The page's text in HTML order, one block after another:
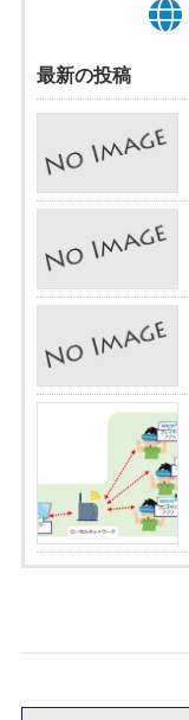
最新の投稿